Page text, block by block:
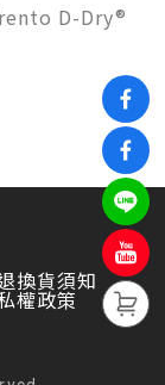
D-Dry®
換貨須知
權政策